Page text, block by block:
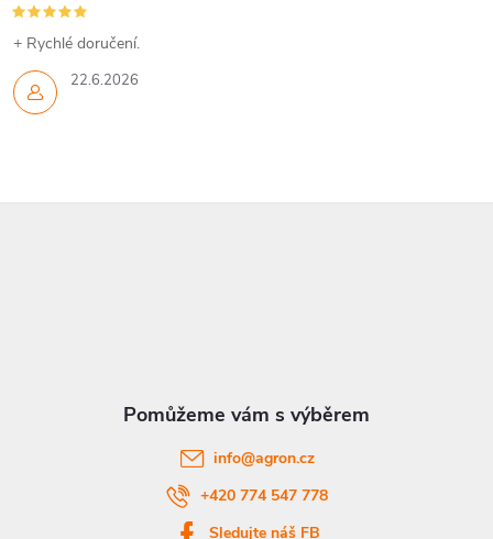
22.6.2026
+ Rychlé doručení.
info@agron.cz
+420 774 547 778
Sledujte náš FB